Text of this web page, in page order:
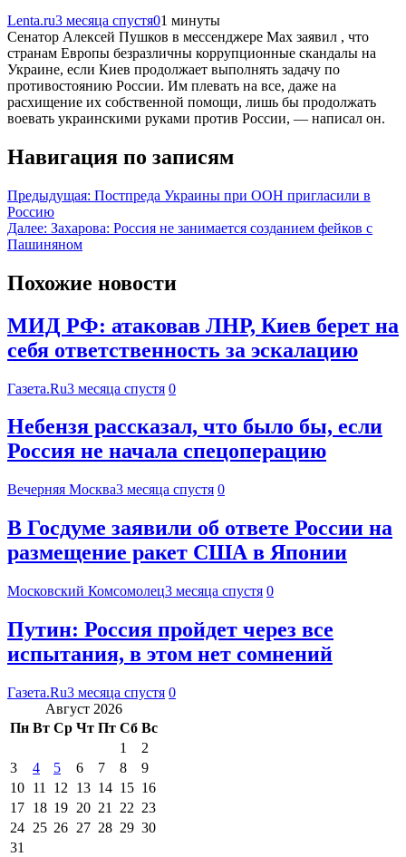
Lenta.ru3 месяца спустя01 минуты
Сенатор Алексей Пушков в мессенджере Max заявил , что
странам Европы безразличны коррупционные скандалы на
Украине, если Киев продолжает выполнять задачу по
противостоянию России. Им плевать на все, даже на
расхищение их собственной помощи, лишь бы продолжать
воевать украинскими руками против России, — написал он.
Навигация по записям
Предыдущая: Постпреда Украины при ООН пригласили в
Россию
Далее: Захарова: Россия не занимается созданием фейков с
Пашиняном
Похожие новости
МИД РФ: атаковав ЛНР, Киев берет на
себя ответственность за эскалацию
Газета.Ru3 месяца спустя 0
Небензя рассказал, что было бы, если
Россия не начала спецоперацию
Вечерняя Москва3 месяца спустя 0
В Госдуме заявили об ответе России на
размещение ракет США в Японии
Московский Комсомолец3 месяца спустя 0
Путин: Россия пройдет через все
испытания, в этом нет сомнений
Газета.Ru3 месяца спустя 0
Август 2026
Пн Вт Ср Чт Пт Сб Вс
1
2
3
4 5 6 7 8
9
10 11 12 13 14 15 16
17 18 19 20 21 22 23
24 25 26 27 28 29 30
31